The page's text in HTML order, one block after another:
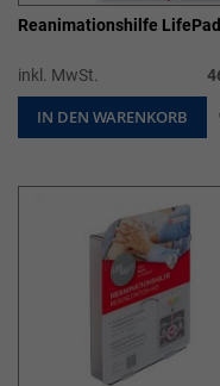
Reanimationshilfe
inkl. MwSt.
IN DEN WARENKORB